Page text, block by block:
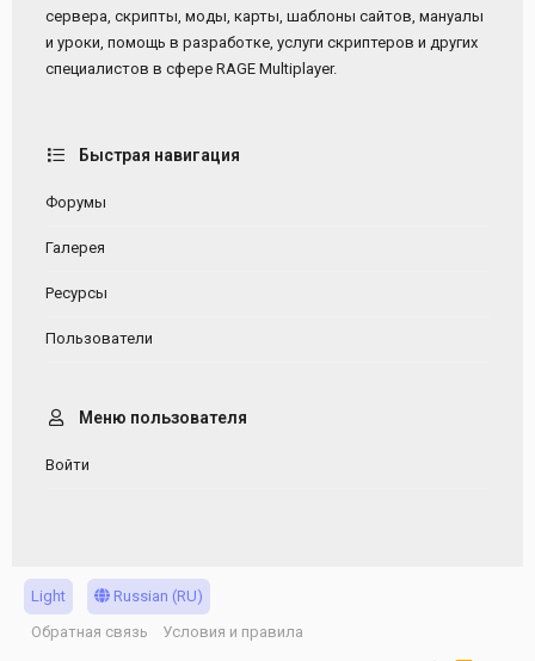
сервера, скрипты, моды, карты, шаблоны сайтов, мануалы
и уроки, помощь в разработке, услуги скриптеров и других
специалистов в сфере RAGE Multiplayer.
Быстрая навигация
Форумы
Галерея
Ресурсы
Пользователи
Меню пользователя
Войти
Light
Russian (RU)
Обратная связь
Условия и правила